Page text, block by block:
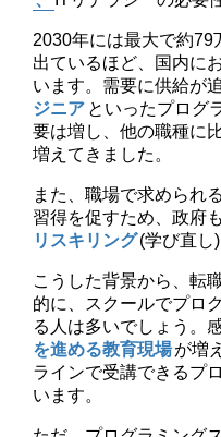
2030年には最大で約79
出ているほど、国内に
います。需要に供給が
ジニア といったプログ
要は増し、他の職種に
増えてきました。
また、職場で求められ
習得を促すため、政府
リスキリング(学び直し
こうした背景から、転
的に、スクールでプロ
る人は多いでしょう。
を進める教育現場が増
ラインで受講できるプ
います。